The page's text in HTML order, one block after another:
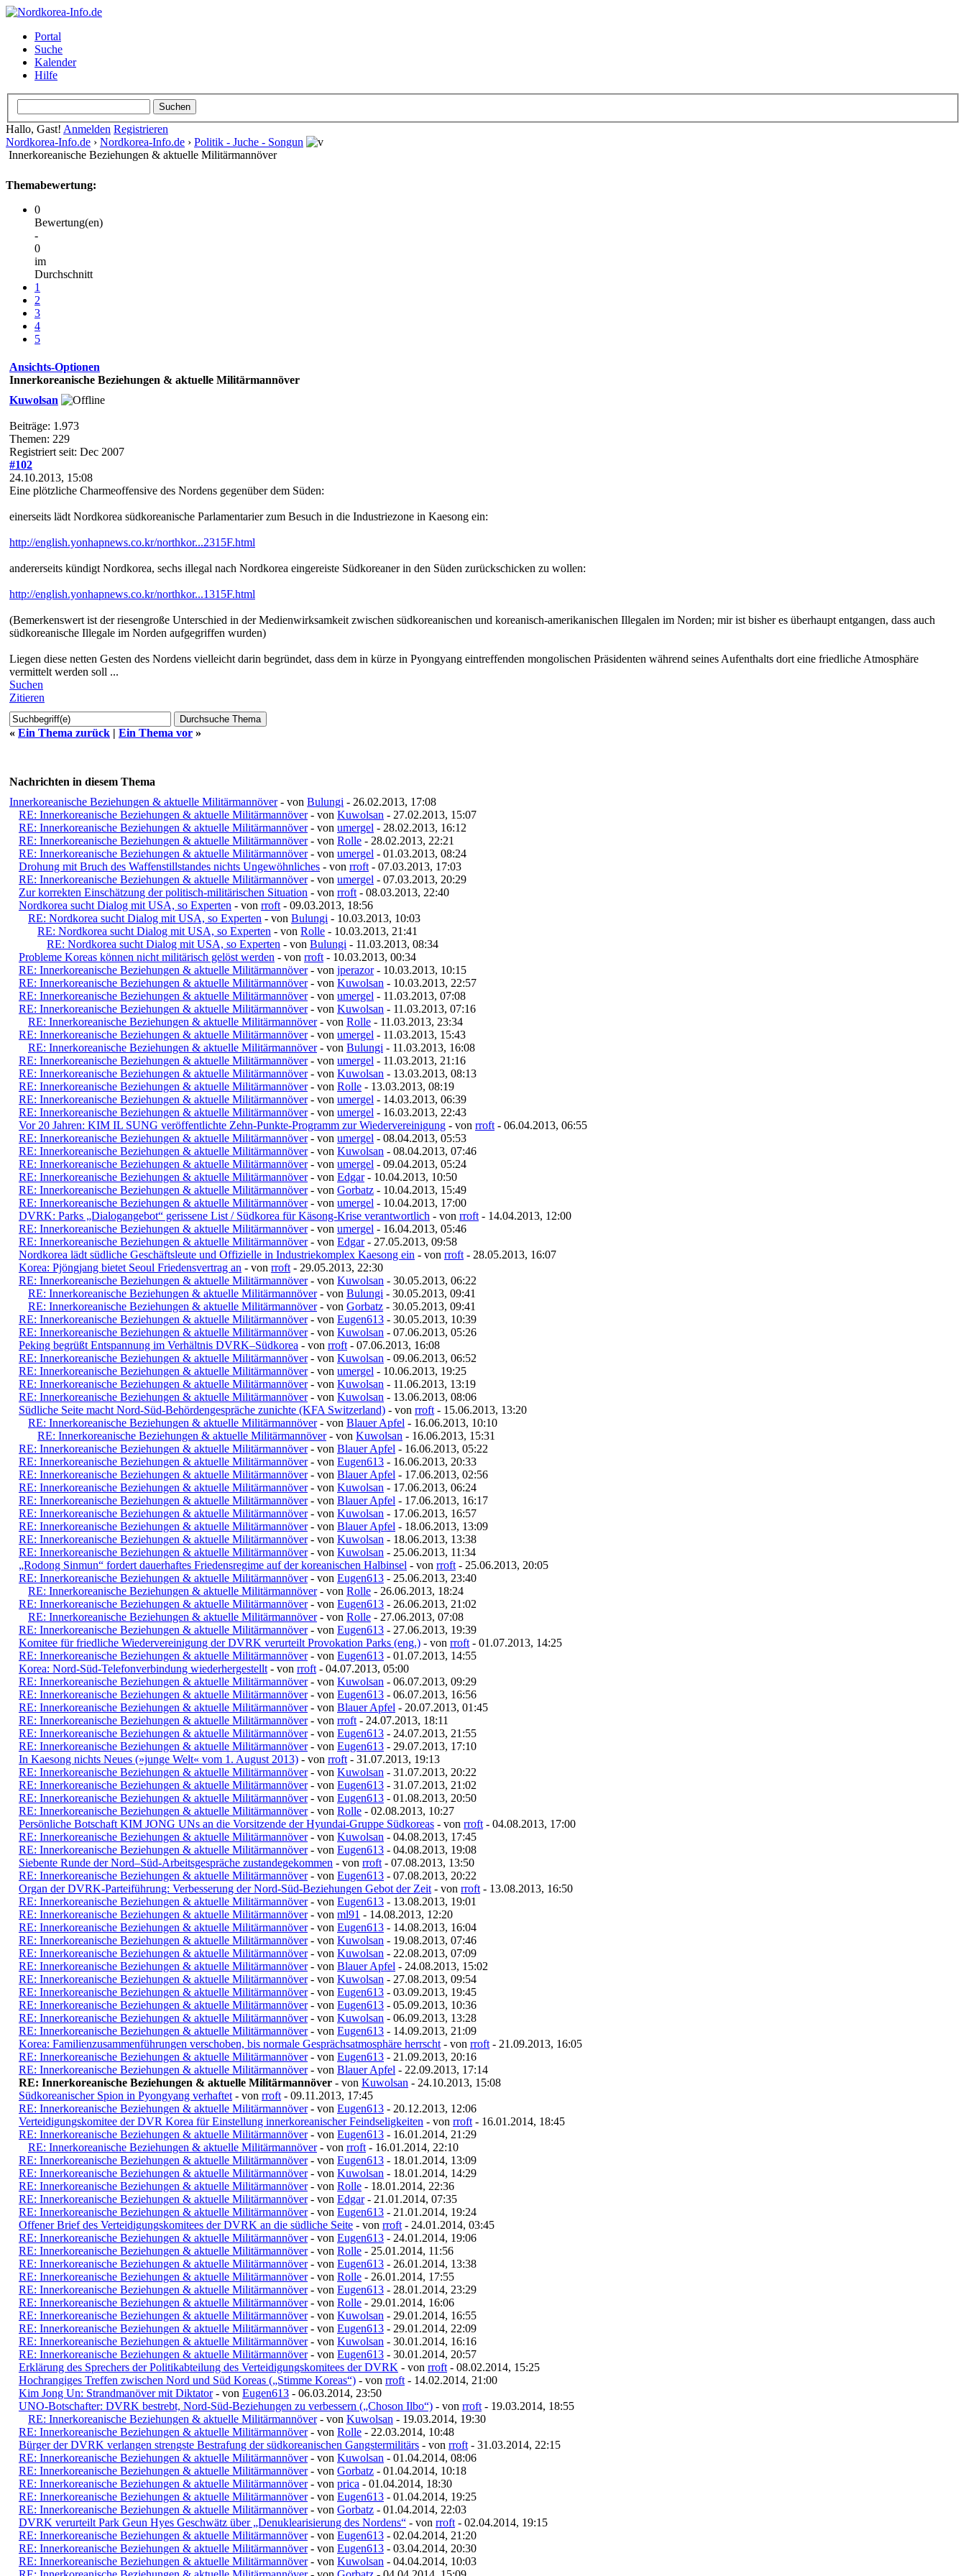
Portal
Suche
Kalender
Hilfe
Hallo, Gast! Anmelden Registrieren
Nordkorea-Info.de › Nordkorea-Info.de › Politik - Juche - Songun
Innerkoreanische Beziehungen & aktuelle Militärmannöver
Themabewertung:
0
Bewertung(en)
-
0
im
Durchschnitt
1
2
3
4
5
Ansichts-Optionen
Innerkoreanische Beziehungen & aktuelle Militärmannöver
Kuwolsan
Beiträge: 1.973
Themen: 229
Registriert seit: Dec 2007
#102
24.10.2013, 15:08
Eine plötzliche Charmeoffensive des Nordens gegenüber dem Süden:
einerseits lädt Nordkorea südkoreanische Parlamentarier zum Besuch in die Industriezone in Kaesong ein:
http://english.yonhapnews.co.kr/northkor...2315F.html
andererseits kündigt Nordkorea, sechs illegal nach Nordkorea eingereiste Südkoreaner in den Süden zurückschicken zu wollen:
http://english.yonhapnews.co.kr/northkor...1315F.html
(Bemerkenswert ist der riesengroße Unterschied in der Medienwirksamkeit zwischen südkoreanischen und koreanisch-amerikanischen Illegalen im Norden; mir ist bisher es überhaupt entgangen, dass auch
südkoreanische Illegale im Norden aufgegriffen wurden)
Liegen diese netten Gesten des Nordens vielleicht darin begründet, dass dem in kürze in Pyongyang eintreffenden mongolischen Präsidenten während seines Aufenthalts dort eine friedliche Atmosphäre
vermittelt werden soll ...
Suchen
Zitieren
« Ein Thema zurück | Ein Thema vor »
Nachrichten in diesem Thema
Innerkoreanische Beziehungen & aktuelle Militärmannöver - von Bulungi - 26.02.2013, 17:08
RE: Innerkoreanische Beziehungen & aktuelle Militärmannöver - von Kuwolsan - 27.02.2013, 15:07
RE: Innerkoreanische Beziehungen & aktuelle Militärmannöver - von umergel - 28.02.2013, 16:12
RE: Innerkoreanische Beziehungen & aktuelle Militärmannöver - von Rolle - 28.02.2013, 22:21
RE: Innerkoreanische Beziehungen & aktuelle Militärmannöver - von umergel - 01.03.2013, 08:24
Drohung mit Bruch des Waffenstillstandes nichts Ungewöhnliches - von rroft - 07.03.2013, 17:03
RE: Innerkoreanische Beziehungen & aktuelle Militärmannöver - von umergel - 07.03.2013, 20:29
Zur korrekten Einschätzung der politisch-militärischen Situation - von rroft - 08.03.2013, 22:40
Nordkorea sucht Dialog mit USA, so Experten - von rroft - 09.03.2013, 18:56
RE: Nordkorea sucht Dialog mit USA, so Experten - von Bulungi - 10.03.2013, 10:03
RE: Nordkorea sucht Dialog mit USA, so Experten - von Rolle - 10.03.2013, 21:41
RE: Nordkorea sucht Dialog mit USA, so Experten - von Bulungi - 11.03.2013, 08:34
Probleme Koreas können nicht militärisch gelöst werden - von rroft - 10.03.2013, 00:34
RE: Innerkoreanische Beziehungen & aktuelle Militärmannöver - von jperazor- 10.03.2013, 10:15
RE: Innerkoreanische Beziehungen & aktuelle Militärmannöver - von Kuwolsan - 10.03.2013, 22:57
RE: Innerkoreanische Beziehungen & aktuelle Militärmannöver - von umergel - 11.03.2013, 07:08
RE: Innerkoreanische Beziehungen & aktuelle Militärmannöver - von Kuwolsan - 11.03.2013, 07:16
RE: Innerkoreanische Beziehungen & aktuelle Militärmannöver - von Rolle - 11.03.2013, 23:34
RE: Innerkoreanische Beziehungen & aktuelle Militärmannöver - von umergel - 11.03.2013, 15:43
RE: Innerkoreanische Beziehungen & aktuelle Militärmannöver - von Bulungi - 11.03.2013, 16:08
RE: Innerkoreanische Beziehungen & aktuelle Militärmannöver - von umergel - 11.03.2013, 21:16
RE: Innerkoreanische Beziehungen & aktuelle Militärmannöver - von Kuwolsan - 13.03.2013, 08:13
RE: Innerkoreanische Beziehungen & aktuelle Militärmannöver - von Rolle - 13.03.2013, 08:19
RE: Innerkoreanische Beziehungen & aktuelle Militärmannöver - von umergel - 14.03.2013, 06:39
RE: Innerkoreanische Beziehungen & aktuelle Militärmannöver - von umergel - 16.03.2013, 22:43
Vor 20 Jahren: KIM IL SUNG veröffentlichte Zehn-Punkte-Programm zur Wiedervereinigung - von rroft - 06.04.2013, 06:55
RE: Innerkoreanische Beziehungen & aktuelle Militärmannöver - von umergel - 08.04.2013, 05:53
RE: Innerkoreanische Beziehungen & aktuelle Militärmannöver - von Kuwolsan - 08.04.2013, 07:46
RE: Innerkoreanische Beziehungen & aktuelle Militärmannöver - von umergel - 09.04.2013, 05:24
RE: Innerkoreanische Beziehungen & aktuelle Militärmannöver - von Edgar- 10.04.2013, 10:50
RE: Innerkoreanische Beziehungen & aktuelle Militärmannöver - von Gorbatz - 10.04.2013, 15:49
RE: Innerkoreanische Beziehungen & aktuelle Militärmannöver - von umergel - 10.04.2013, 17:00
DVRK: Parks „Dialogangebot“ gerissene List / Südkorea für Käsong-Krise verantwortlich - von rroft - 14.04.2013, 12:00
RE: Innerkoreanische Beziehungen & aktuelle Militärmannöver - von umergel - 16.04.2013, 05:46
RE: Innerkoreanische Beziehungen & aktuelle Militärmannöver - von Edgar- 27.05.2013, 09:58
Nordkorea lädt südliche Geschäftsleute und Offizielle in Industriekomplex Kaesong ein - von rroft - 28.05.2013, 16:07
Korea: Pjöngjang bietet Seoul Friedensvertrag an - von rroft - 29.05.2013, 22:30
RE: Innerkoreanische Beziehungen & aktuelle Militärmannöver - von Kuwolsan - 30.05.2013, 06:22
RE: Innerkoreanische Beziehungen & aktuelle Militärmannöver - von Bulungi - 30.05.2013, 09:41
RE: Innerkoreanische Beziehungen & aktuelle Militärmannöver - von Gorbatz - 30.05.2013, 09:41
RE: Innerkoreanische Beziehungen & aktuelle Militärmannöver - von Eugen613 - 30.05.2013, 10:39
RE: Innerkoreanische Beziehungen & aktuelle Militärmannöver - von Kuwolsan - 07.06.2013, 05:26
Peking begrüßt Entspannung im Verhältnis DVRK–Südkorea - von rroft - 07.06.2013, 16:08
RE: Innerkoreanische Beziehungen & aktuelle Militärmannöver - von Kuwolsan - 09.06.2013, 06:52
RE: Innerkoreanische Beziehungen & aktuelle Militärmannöver - von umergel - 10.06.2013, 19:25
RE: Innerkoreanische Beziehungen & aktuelle Militärmannöver - von Kuwolsan - 11.06.2013, 13:19
RE: Innerkoreanische Beziehungen & aktuelle Militärmannöver - von Kuwolsan - 13.06.2013, 08:06
Südliche Seite macht Nord-Süd-Behördengespräche zunichte (KFA Switzerland) - von rroft - 15.06.2013, 13:20
RE: Innerkoreanische Beziehungen & aktuelle Militärmannöver - von Blauer Apfel - 16.06.2013, 10:10
RE: Innerkoreanische Beziehungen & aktuelle Militärmannöver - von Kuwolsan - 16.06.2013, 15:31
RE: Innerkoreanische Beziehungen & aktuelle Militärmannöver - von Blauer Apfel - 16.06.2013, 05:22
RE: Innerkoreanische Beziehungen & aktuelle Militärmannöver - von Eugen613 - 16.06.2013, 20:33
RE: Innerkoreanische Beziehungen & aktuelle Militärmannöver - von Blauer Apfel - 17.06.2013, 02:56
RE: Innerkoreanische Beziehungen & aktuelle Militärmannöver - von Kuwolsan - 17.06.2013, 06:24
RE: Innerkoreanische Beziehungen & aktuelle Militärmannöver - von Blauer Apfel - 17.06.2013, 16:17
RE: Innerkoreanische Beziehungen & aktuelle Militärmannöver - von Kuwolsan - 17.06.2013, 16:57
RE: Innerkoreanische Beziehungen & aktuelle Militärmannöver - von Blauer Apfel - 18.06.2013, 13:09
RE: Innerkoreanische Beziehungen & aktuelle Militärmannöver - von Kuwolsan - 18.06.2013, 13:38
RE: Innerkoreanische Beziehungen & aktuelle Militärmannöver - von Kuwolsan - 25.06.2013, 11:34
„Rodong Sinmun“ fordert dauerhaftes Friedensregime auf der koreanischen Halbinsel - von rroft - 25.06.2013, 20:05
RE: Innerkoreanische Beziehungen & aktuelle Militärmannöver - von Eugen613 - 25.06.2013, 23:40
RE: Innerkoreanische Beziehungen & aktuelle Militärmannöver - von Rolle - 26.06.2013, 18:24
RE: Innerkoreanische Beziehungen & aktuelle Militärmannöver - von Eugen613 - 26.06.2013, 21:02
RE: Innerkoreanische Beziehungen & aktuelle Militärmannöver - von Rolle - 27.06.2013, 07:08
RE: Innerkoreanische Beziehungen & aktuelle Militärmannöver - von Eugen613 - 27.06.2013, 19:39
Komitee für friedliche Wiedervereinigung der DVRK verurteilt Provokation Parks (eng.) - von rroft - 01.07.2013, 14:25
RE: Innerkoreanische Beziehungen & aktuelle Militärmannöver - von Eugen613 - 01.07.2013, 14:55
Korea: Nord-Süd-Telefonverbindung wiederhergestellt - von rroft - 04.07.2013, 05:00
RE: Innerkoreanische Beziehungen & aktuelle Militärmannöver - von Kuwolsan - 06.07.2013, 09:29
RE: Innerkoreanische Beziehungen & aktuelle Militärmannöver - von Eugen613 - 06.07.2013, 16:56
RE: Innerkoreanische Beziehungen & aktuelle Militärmannöver - von Blauer Apfel - 20.07.2013, 01:45
RE: Innerkoreanische Beziehungen & aktuelle Militärmannöver - von rroft - 24.07.2013, 18:11
RE: Innerkoreanische Beziehungen & aktuelle Militärmannöver - von Eugen613 - 24.07.2013, 21:55
RE: Innerkoreanische Beziehungen & aktuelle Militärmannöver - von Eugen613 - 29.07.2013, 17:10
In Kaesong nichts Neues (»junge Welt« vom 1. August 2013) - von rroft - 31.07.2013, 19:13
RE: Innerkoreanische Beziehungen & aktuelle Militärmannöver - von Kuwolsan - 31.07.2013, 20:22
RE: Innerkoreanische Beziehungen & aktuelle Militärmannöver - von Eugen613 - 31.07.2013, 21:02
RE: Innerkoreanische Beziehungen & aktuelle Militärmannöver - von Eugen613 - 01.08.2013, 20:50
RE: Innerkoreanische Beziehungen & aktuelle Militärmannöver - von Rolle - 02.08.2013, 10:27
Persönliche Botschaft KIM JONG UNs an die Vorsitzende der Hyundai-Gruppe Südkoreas - von rroft - 04.08.2013, 17:00
RE: Innerkoreanische Beziehungen & aktuelle Militärmannöver - von Kuwolsan - 04.08.2013, 17:45
RE: Innerkoreanische Beziehungen & aktuelle Militärmannöver - von Eugen613 - 04.08.2013, 19:08
Siebente Runde der Nord–Süd-Arbeitsgespräche zustandegekommen - von rroft - 07.08.2013, 13:50
RE: Innerkoreanische Beziehungen & aktuelle Militärmannöver - von Eugen613 - 07.08.2013, 20:22
Organ der DVRK-Parteiführung: Verbesserung der Nord-Süd-Beziehungen Gebot der Zeit - von rroft - 13.08.2013, 16:50
RE: Innerkoreanische Beziehungen & aktuelle Militärmannöver - von Eugen613 - 13.08.2013, 19:01
RE: Innerkoreanische Beziehungen & aktuelle Militärmannöver - von ml91 - 14.08.2013, 12:20
RE: Innerkoreanische Beziehungen & aktuelle Militärmannöver - von Eugen613 - 14.08.2013, 16:04
RE: Innerkoreanische Beziehungen & aktuelle Militärmannöver - von Kuwolsan - 19.08.2013, 07:46
RE: Innerkoreanische Beziehungen & aktuelle Militärmannöver - von Kuwolsan - 22.08.2013, 07:09
RE: Innerkoreanische Beziehungen & aktuelle Militärmannöver - von Blauer Apfel - 24.08.2013, 15:02
RE: Innerkoreanische Beziehungen & aktuelle Militärmannöver - von Kuwolsan - 27.08.2013, 09:54
RE: Innerkoreanische Beziehungen & aktuelle Militärmannöver - von Eugen613 - 03.09.2013, 19:45
RE: Innerkoreanische Beziehungen & aktuelle Militärmannöver - von Eugen613 - 05.09.2013, 10:36
RE: Innerkoreanische Beziehungen & aktuelle Militärmannöver - von Kuwolsan - 06.09.2013, 13:28
RE: Innerkoreanische Beziehungen & aktuelle Militärmannöver - von Eugen613 - 14.09.2013, 21:09
Korea: Familienzusammenführungen verschoben, bis normale Gesprächsatmosphäre herrscht - von rroft - 21.09.2013, 16:05
RE: Innerkoreanische Beziehungen & aktuelle Militärmannöver - von Eugen613 - 21.09.2013, 20:16
RE: Innerkoreanische Beziehungen & aktuelle Militärmannöver - von Blauer Apfel - 22.09.2013, 17:14
RE: Innerkoreanische Beziehungen & aktuelle Militärmannöver - von Kuwolsan - 24.10.2013, 15:08
Südkoreanischer Spion in Pyongyang verhaftet - von rroft - 09.11.2013, 17:45
RE: Innerkoreanische Beziehungen & aktuelle Militärmannöver - von Eugen613 - 20.12.2013, 12:06
Verteidigungskomitee der DVR Korea für Einstellung innerkoreanischer Feindseligkeiten - von rroft - 16.01.2014, 18:45
RE: Innerkoreanische Beziehungen & aktuelle Militärmannöver - von Eugen613 - 16.01.2014, 21:29
RE: Innerkoreanische Beziehungen & aktuelle Militärmannöver - von rroft - 16.01.2014, 22:10
RE: Innerkoreanische Beziehungen & aktuelle Militärmannöver - von Eugen613 - 18.01.2014, 13:09
RE: Innerkoreanische Beziehungen & aktuelle Militärmannöver - von Kuwolsan - 18.01.2014, 14:29
RE: Innerkoreanische Beziehungen & aktuelle Militärmannöver - von Rolle - 18.01.2014, 22:36
RE: Innerkoreanische Beziehungen & aktuelle Militärmannöver - von Edgar- 21.01.2014, 07:35
RE: Innerkoreanische Beziehungen & aktuelle Militärmannöver - von Eugen613 - 21.01.2014, 19:24
Offener Brief des Verteidigungskomitees der DVRK an die südliche Seite - von rroft - 24.01.2014, 03:45
RE: Innerkoreanische Beziehungen & aktuelle Militärmannöver - von Eugen613 - 24.01.2014, 19:06
RE: Innerkoreanische Beziehungen & aktuelle Militärmannöver - von Rolle - 25.01.2014, 11:56
RE: Innerkoreanische Beziehungen & aktuelle Militärmannöver - von Eugen613 - 26.01.2014, 13:38
RE: Innerkoreanische Beziehungen & aktuelle Militärmannöver - von Rolle - 26.01.2014, 17:55
RE: Innerkoreanische Beziehungen & aktuelle Militärmannöver - von Eugen613 - 28.01.2014, 23:29
RE: Innerkoreanische Beziehungen & aktuelle Militärmannöver - von Rolle - 29.01.2014, 16:06
RE: Innerkoreanische Beziehungen & aktuelle Militärmannöver - von Kuwolsan - 29.01.2014, 16:55
RE: Innerkoreanische Beziehungen & aktuelle Militärmannöver - von Eugen613 - 29.01.2014, 22:09
RE: Innerkoreanische Beziehungen & aktuelle Militärmannöver - von Kuwolsan - 30.01.2014, 16:16
RE: Innerkoreanische Beziehungen & aktuelle Militärmannöver - von Eugen613 - 30.01.2014, 20:57
Erklärung des Sprechers der Politikabteilung des Verteidigungskomitees der DVRK - von rroft - 08.02.2014, 15:25
Hochrangiges Treffen zwischen Nord und Süd Koreas („Stimme Koreas“) - von rroft - 14.02.2014, 21:00
Kim Jong Un: Strandmanöver mit Diktator - von Eugen613 - 06.03.2014, 23:50
UNO-Botschafter: DVRK bestrebt, Nord-Süd-Beziehungen zu verbessern („Choson Ilbo“) - von rroft - 19.03.2014, 18:55
RE: Innerkoreanische Beziehungen & aktuelle Militärmannöver - von Kuwolsan - 19.03.2014, 19:30
RE: Innerkoreanische Beziehungen & aktuelle Militärmannöver - von Rolle - 22.03.2014, 10:48
Bürger der DVRK verlangen strengste Bestrafung der südkoreanischen Gangstermilitärs - von rroft - 31.03.2014, 22:15
RE: Innerkoreanische Beziehungen & aktuelle Militärmannöver - von Kuwolsan - 01.04.2014, 08:06
RE: Innerkoreanische Beziehungen & aktuelle Militärmannöver - von Gorbatz - 01.04.2014, 10:18
RE: Innerkoreanische Beziehungen & aktuelle Militärmannöver - von prica - 01.04.2014, 18:30
RE: Innerkoreanische Beziehungen & aktuelle Militärmannöver - von Eugen613 - 01.04.2014, 19:25
RE: Innerkoreanische Beziehungen & aktuelle Militärmannöver - von Gorbatz - 01.04.2014, 22:03
DVRK verurteilt Park Geun Hyes Geschwätz über „Denuklearisierung des Nordens“ - von rroft - 02.04.2014, 19:15
RE: Innerkoreanische Beziehungen & aktuelle Militärmannöver - von Eugen613 - 02.04.2014, 21:20
RE: Innerkoreanische Beziehungen & aktuelle Militärmannöver - von Eugen613 - 03.04.2014, 20:30
RE: Innerkoreanische Beziehungen & aktuelle Militärmannöver - von Kuwolsan - 04.04.2014, 10:03